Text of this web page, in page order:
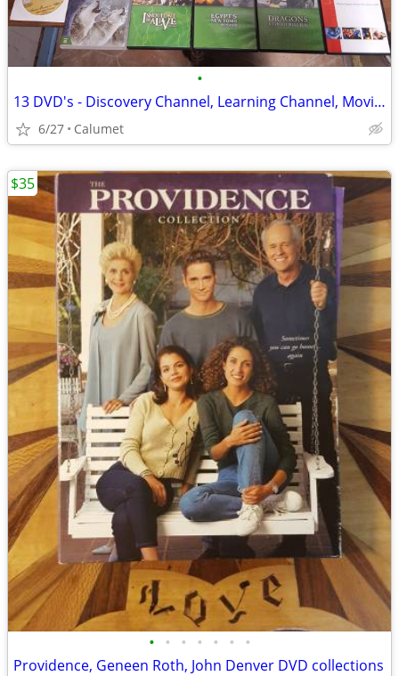
•
13 DVD's - Discovery Channel, Learning Channel, Movies and more
6/27 Calumet
• • • • • • •
Providence, Geneen Roth, John Denver DVD collections
$35